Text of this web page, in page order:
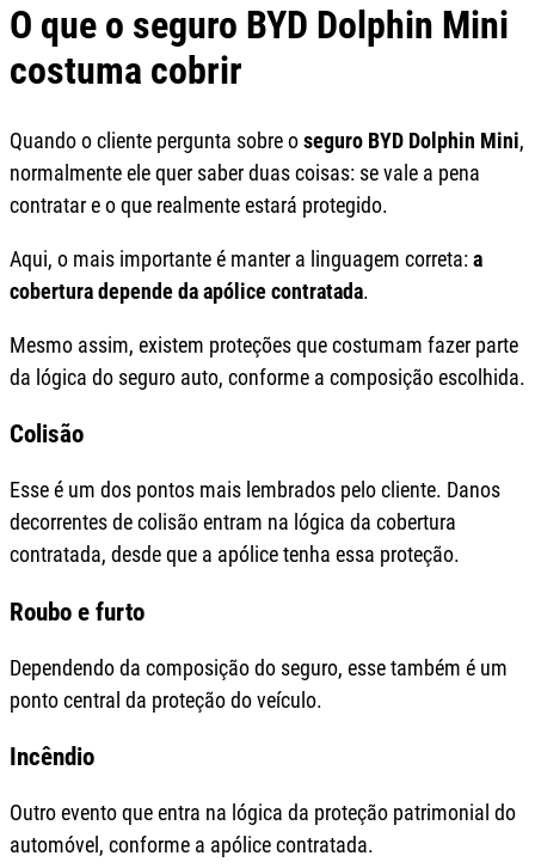
O que o seguro BYD Dolphin Mini
costuma cobrir
Quando o cliente pergunta sobre oseguro BYD Dolphin Mini,
normalmente ele quer saber duas coisas: se vale a pena
contratar e o que realmente estará protegido.
Aqui, o mais importante é manter a linguagem correta:a
cobertura depende da apólice contratada.
Mesmo assim, existem proteções que costumam fazer parte
da lógica do seguro auto, conforme a composição escolhida.
Colisão
Esse é um dos pontos mais lembrados pelo cliente. Danos
decorrentes de colisão entram na lógica da cobertura
contratada, desde que a apólice tenha essa proteção.
Roubo e furto
Dependendo da composição do seguro, esse também é um
ponto central da proteção do veículo.
Incêndio
Outro evento que entra na lógica da proteção patrimonial do
automóvel, conforme a apólice contratada.